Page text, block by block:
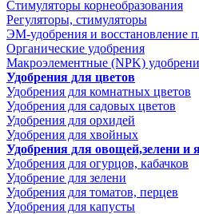
Стимуляторы корнеобразования
Регуляторы, стимуляторы
ЭМ-удобрения и восстановление
Органические удобрения
Макроэлементные (NPK)
Удобрения для цветов
Удобрения для комнатных цветов
Удобрения для садовых цветов
Удобрения для орхидей
Удобрения для хвойных
Удобрения для овощей,зелени и
Удобрения для огурцов, кабачков
Удобрение для зелени
Удобрения для томатов, перцев
Удобрения для капусты